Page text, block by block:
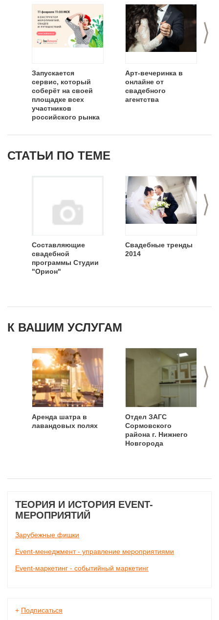
>
Запускается
сервис, который
соберёт на своей
площадке всех
участников
российского рынка
мероприятий
Арт-вечеринка в
онлайне от
свадебного
агентства
СТАТЬИ ПО ТЕМЕ
>
Составляющие
свадебной
программы Студии
"Орион"
Свадебные тренды
2014
К ВАШИМ УСЛУГАМ
>
Аренда шатра в
лавандовых полях
Отдел ЗАГС
Сормовского
района г. Нижнего
Новгорода
ТЕОРИЯ И ИСТОРИЯ EVENT-
МЕРОПРИЯТИЙ
Зарубежные фишки
Event-менеджмент - управление мероприятиями
Event-маркетинг - событийный маркетинг
+ Подписаться